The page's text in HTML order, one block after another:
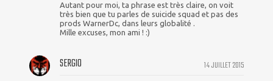
Autant pour moi, ta phrase est très claire, on voit
très bien que tu parles de suicide squad et pas des
prods WarnerDc, dans leurs globalité .
Mille excuses, mon ami ! :)
14 JUILLET 2015
SERGIO